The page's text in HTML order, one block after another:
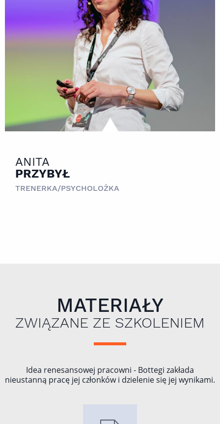
ANITA
PRZYBYŁ
TRENERKA/PSYCHOLOŻKA
MATERIAŁY
ZWIĄZANE ZE SZKOLENIEM
Idea renesansowej pracowni - Bottegi zakłada
nieustanną pracę jej członków i dzielenie się jej wynikami.